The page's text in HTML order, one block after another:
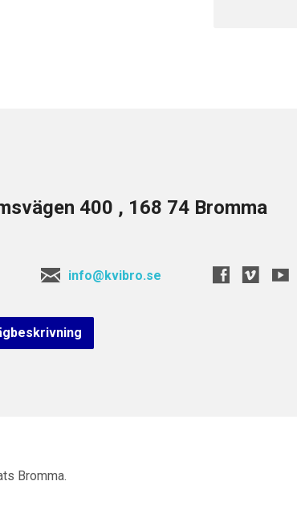
400 , 168 74 Bromma
info@kvibro.se
Bromma.